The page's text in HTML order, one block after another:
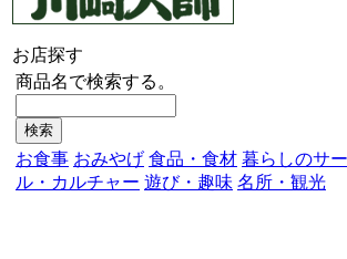
お店探す
商品名で検索する。
お食事 おみやげ 食品・食材 暮らしのサ
ル・カルチャー 遊び・趣味 名所・観光